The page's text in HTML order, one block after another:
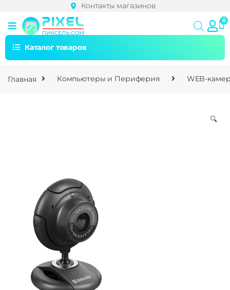
Контакты магазинов
Каталог товаров
Главная Компьютеры и Периферия WEB-
🔍